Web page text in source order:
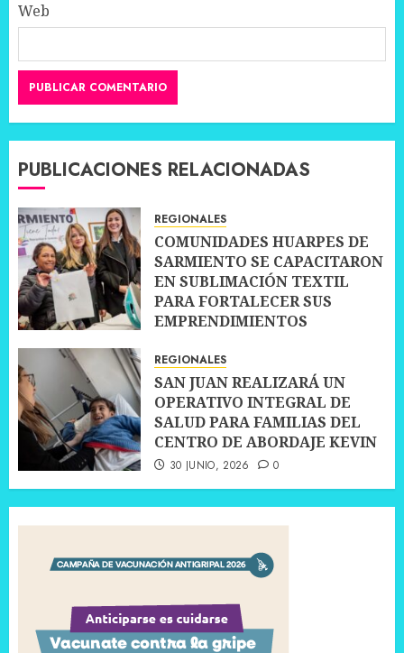
Web
PUBLICACIONES RELACIONADAS
REGIONALES
COMUNIDADES HUARPES DE
SARMIENTO SE CAPACITARON
EN SUBLIMACIÓN TEXTIL
PARA FORTALECER SUS
EMPRENDIMIENTOS
REGIONALES
SAN JUAN REALIZARÁ UN
OPERATIVO INTEGRAL DE
SALUD PARA FAMILIAS DEL
CENTRO DE ABORDAJE KEVIN
30 JUNIO, 2026 0